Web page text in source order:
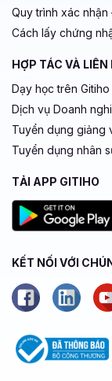
Quy trình xác nhận
Cách lấy chứng
HỢP TÁC VÀ LIÊN
Dạy học trên Gitiho
Dịch vụ Doanh
Tuyển dụng giảng
Tuyển dụng nhân
TẢI APP GITIHO
KẾT NỐI VỚI